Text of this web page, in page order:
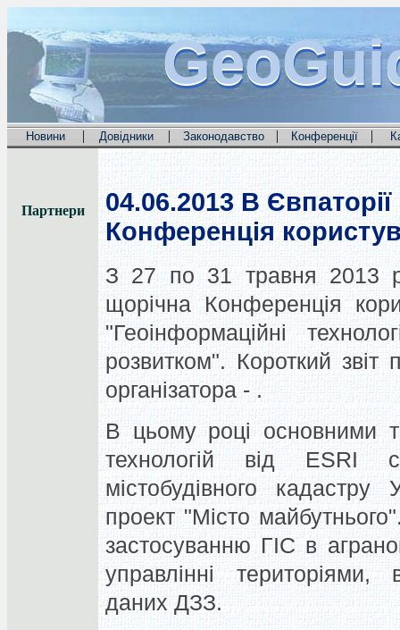
Новини | Довідники | Законодавство | Конференції |
Партнери 04.06.2013 В
Конференція
З 27 по 31 травня 2013
щорічна Конференція
"Геоінформаційні
розвитком". Короткий звіт
організатора - .
В цьому році основними
технологій від ESRI
містобудівного
проект "Місто
застосуванню ГІС в
управлінні
даних ДЗЗ.